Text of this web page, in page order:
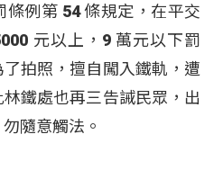
例第 54 條規定，在平交
元以上，9 萬元以下罰
拍照，擅自闖入鐵軌，遭
鐵處也再三告誡民眾，出
隨意觸法。